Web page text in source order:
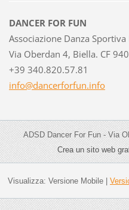
DANCER FOR FUN
Associazione Danza
Via Oberdan 4, Biella. CF
+39 340.820.57.81
info@dancerforfun.info
ADSD Dancer For Fun - Via
Crea un sito web
Visualizza: Versione Mobile|